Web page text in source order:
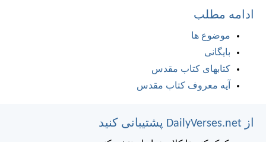
ادامه مطلب
موضوع ها
بایگانی
کتابهای کتاب مقدس
آیه معروف کتاب مقدس
از DailyVerses.net پشتیبانی کنید